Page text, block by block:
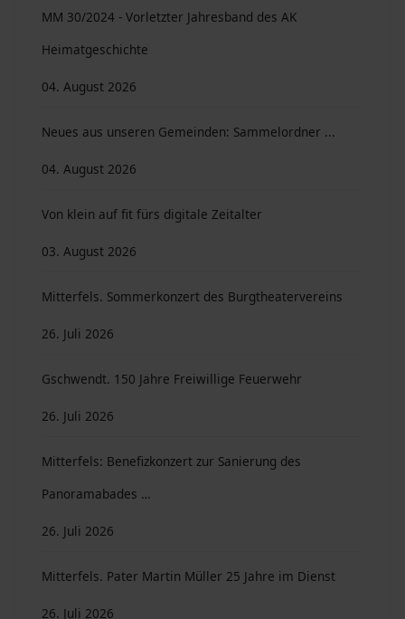
MM 30/2024 - Vorletzter Jahresband des AK
Heimatgeschichte
04. August 2026
Neues aus unseren Gemeinden: Sammelordner ...
04. August 2026
Von klein auf fit fürs digitale Zeitalter
03. August 2026
Mitterfels. Sommerkonzert des Burgtheatervereins
26. Juli 2026
Gschwendt. 150 Jahre Freiwillige Feuerwehr
26. Juli 2026
Mitterfels: Benefizkonzert zur Sanierung des
Panoramabades …
26. Juli 2026
Mitterfels. Pater Martin Müller 25 Jahre im Dienst
26. Juli 2026